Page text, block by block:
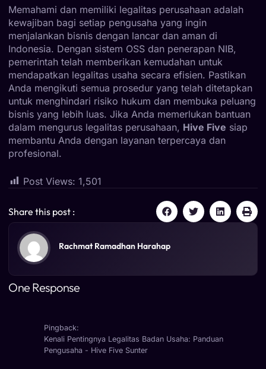
Memahami dan memiliki legalitas perusahaan adalah
kewajiban bagi setiap pengusaha yang ingin
menjalankan bisnis dengan lancar dan aman di
Indonesia. Dengan sistem OSS dan penerapan NIB,
pemerintah telah memberikan kemudahan untuk
mendapatkan legalitas usaha secara efisien. Pastikan
Anda mengikuti semua prosedur yang telah ditetapkan
untuk menghindari risiko hukum dan membuka peluang
bisnis yang lebih luas. Jika Anda memerlukan bantuan
dalam mengurus legalitas perusahaan, Hive Five siap
membantu Anda dengan layanan terpercaya dan
profesional.
Post Views: 1,501
Share this post :
Rachmat Ramadhan Harahap
One Response
Pingback:
Kenali Pentingnya Legalitas Badan Usaha: Panduan
Pengusaha - Hive Five Sunter